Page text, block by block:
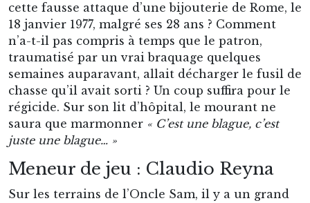
cette fausse attaque d’une bijouterie de Rome, le
18 janvier 1977, malgré ses 28 ans ? Comment
n’a-t-il pas compris à temps que le patron,
traumatisé par un vrai braquage quelques
semaines auparavant, allait décharger le fusil de
chasse qu’il avait sorti ? Un coup suffira pour le
régicide. Sur son lit d’hôpital, le mourant ne
saura que marmonner « C’est une blague, c’est
juste une blague… »
Meneur de jeu : Claudio Reyna
Sur les terrains de l’Oncle Sam, il y a un grand